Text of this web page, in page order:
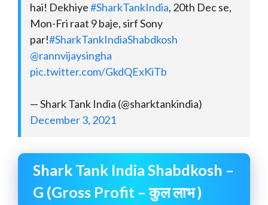
hai! Dekhiye#SharkTankIndia, 20th Dec se,
Mon-Fri raat 9 baje, sirf Sony
par!#SharkTankIndiaShabdkosh
@rannvijaysingha
pic.twitter.com/GkdQExKiTb
— Shark Tank India (@sharktankindia)
December 3, 2021
Shark Tank India Shabdkosh –
G (Gross Profit – कुल लाभ )